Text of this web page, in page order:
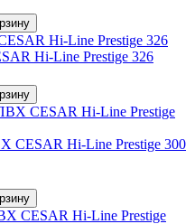
Hi-Line Prestige 326
CESAR Hi-Line Prestige 300